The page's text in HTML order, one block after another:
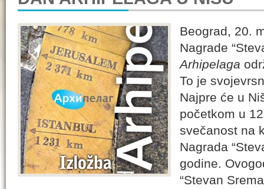
Beograd, 20.
Nagrade
Arhipelaga
To je
Najpre će u
početkom u
svečanost na
Nagrada
godine.
“Stevan